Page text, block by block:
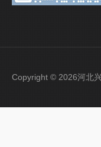
Copyright © 2026河北